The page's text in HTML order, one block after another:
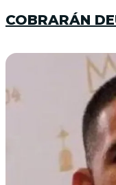
COBRARÁN